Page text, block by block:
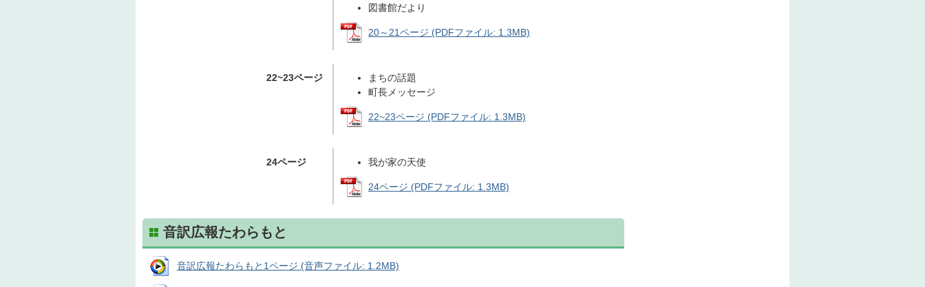
図書館だより
20～21ページ (PDFファイル: 1.3MB)
22~23ページ
まちの話題
町長メッセージ
22~23ページ (PDFファイル: 1.3MB)
24ページ 我が家の天使
24ページ (PDFファイル: 1.3MB)
音訳広報たわらもと
音訳広報たわらもと1ページ (音声ファイル: 1.2MB)